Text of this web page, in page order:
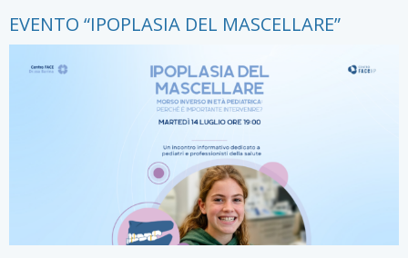
EVENTO “IPOPLASIA DEL MASCELLARE”